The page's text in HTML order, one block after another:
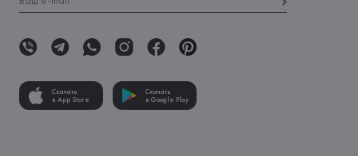
Скачать
в App Store
Скачать
в Google Play